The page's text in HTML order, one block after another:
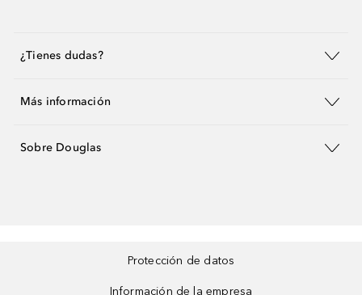
¿Tienes dudas?
Más información
Sobre Douglas
Protección de datos
Información de la empresa